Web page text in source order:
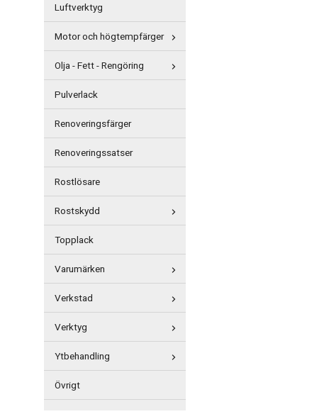
Luftverktyg
Motor och högtempfärger
Olja - Fett - Rengöring
Pulverlack
Renoveringsfärger
Renoveringssatser
Rostlösare
Rostskydd
Topplack
Varumärken
Verkstad
Verktyg
Ytbehandling
Övrigt